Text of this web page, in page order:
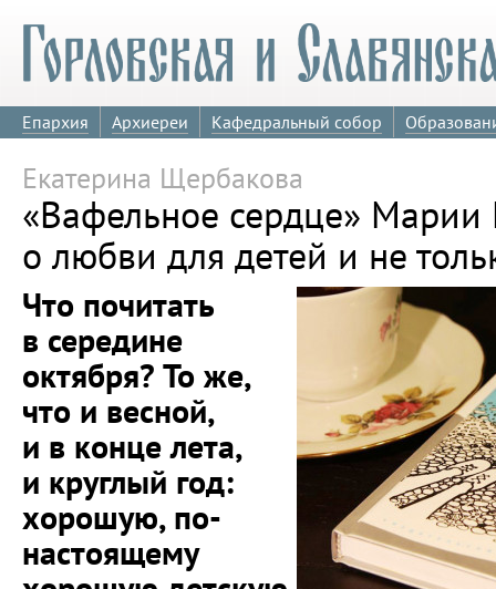
Епархия Архиереи Кафедральный собор
Екатерина Щербакова
«Вафельное сердце» Марии
о любви для детей и не
Что почитать
в середине
октября? То же,
что и весной,
и в конце лета,
и круглый год:
хорошую, по-
настоящему